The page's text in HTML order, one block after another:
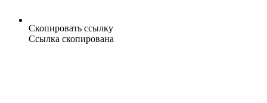
Скопировать ссылку
Ссылка скопирована